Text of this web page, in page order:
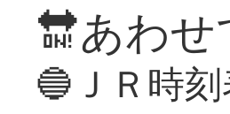
🔛あわ
🔵ＪＲ時